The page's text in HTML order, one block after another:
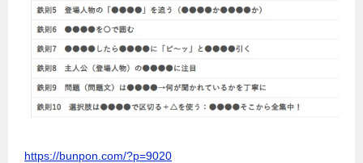
https://bunpon.com/?p=9020